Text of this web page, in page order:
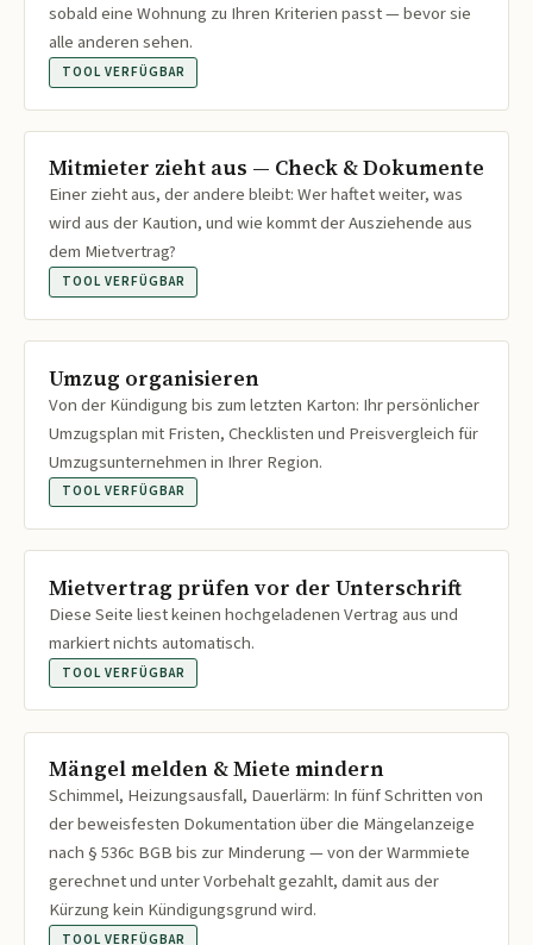
sobald eine Wohnung zu Ihren Kriterien passt — bevor sie
alle anderen sehen.
TOOL VERFÜGBAR
Mitmieter zieht aus — Check & Dokumente
Einer zieht aus, der andere bleibt: Wer haftet weiter, was
wird aus der Kaution, und wie kommt der Ausziehende aus
dem Mietvertrag?
TOOL VERFÜGBAR
Umzug organisieren
Von der Kündigung bis zum letzten Karton: Ihr persönlicher
Umzugsplan mit Fristen, Checklisten und Preisvergleich für
Umzugsunternehmen in Ihrer Region.
TOOL VERFÜGBAR
Mietvertrag prüfen vor der Unterschrift
Diese Seite liest keinen hochgeladenen Vertrag aus und
markiert nichts automatisch.
TOOL VERFÜGBAR
Mängel melden & Miete mindern
Schimmel, Heizungsausfall, Dauerlärm: In fünf Schritten von
der beweisfesten Dokumentation über die Mängelanzeige
nach § 536c BGB bis zur Minderung — von der Warmmiete
gerechnet und unter Vorbehalt gezahlt, damit aus der
Kürzung kein Kündigungsgrund wird.
TOOL VERFÜGBAR